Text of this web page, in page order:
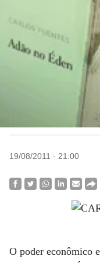
19/08/2011 - 21:00
O poder econômico